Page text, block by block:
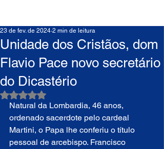
Unidade dos Cristãos, dom
Flavio Pace novo secretário
do Dicastério
23 de fev. de 2024 2 min de leitura
Avaliado com NaN de 5 estrelas.
Natural da Lombardia, 46 anos,
ordenado sacerdote pelo cardeal
Martini, o Papa lhe conferiu o título
pessoal de arcebispo. Francisco